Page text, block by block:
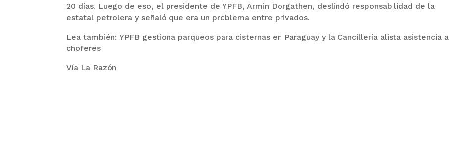
20 días. Luego de eso, el presidente de YPFB, Armin Dorgathen, deslindó responsabilidad de la
estatal petrolera y señaló que era un problema entre privados.
Lea también: YPFB gestiona parqueos para cisternas en Paraguay y la Cancillería alista asistencia a
choferes
Vía La Razón